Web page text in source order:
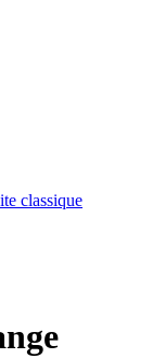
classique